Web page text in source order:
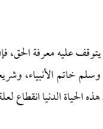
يتوقف عليه معرفة
خاتم الأنبياء،
الدنيا انقطاع